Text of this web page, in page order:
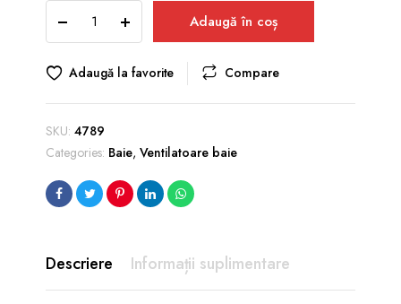
Baie
din
Sticlă
Crem
MMP
100,
19W,
169
m³/h
quantity
Adaugă în coș
Adaugă la favorite Compare
SKU: 4789
Categories: Baie, Ventilatoare baie
Descriere Informații suplimentare